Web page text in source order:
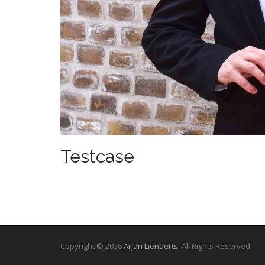
Testcase
Copyright © 2026Arjan Lienaerts. All Rights Reserved.